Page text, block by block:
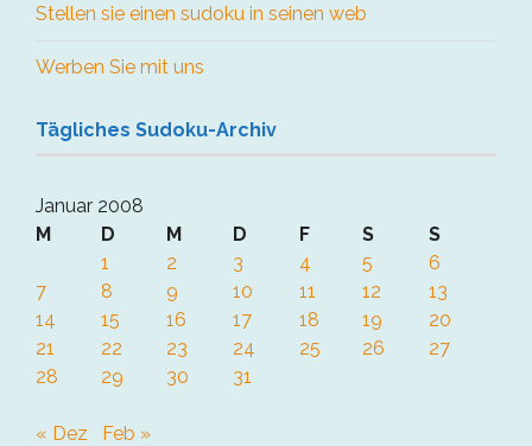
Stellen sie einen sudoku in seinen web
Werben Sie mit uns
Tägliches Sudoku-Archiv
Januar 2008
M
D M D F S
S
1
2 3 4 5
6
7
8 9 10 11 12
13
14
15 16 17 18 19
20
21
22 23 24 25 26
27
28
29 30 31
« Dez Feb »